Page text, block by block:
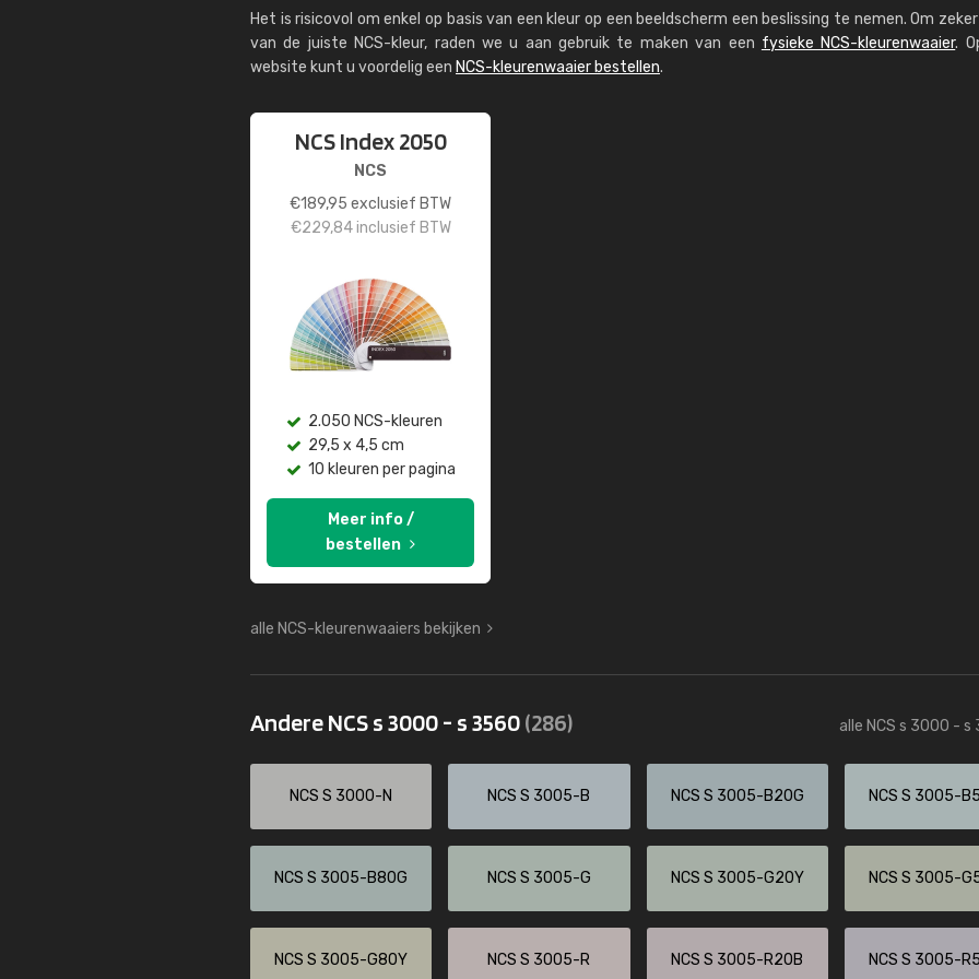
Het is risicovol om enkel op basis van een kleur op een beeldscherm een beslissing te nemen. Om
van de juiste NCS-kleur, raden we u aan gebruik te maken van een fysieke NCS-kleurenwaaier.
website kunt u voordelig een NCS-kleurenwaaier bestellen.
NCS Index 2050
NCS
€189,95 exclusief BTW
€229,84inclusief BTW
2.050 NCS-kleuren
29,5 x 4,5 cm
10 kleuren per pagina
Meer info /
bestellen
alle NCS-kleurenwaaiers bekijken
Andere NCS s 3000 - s 3560(286) alle NCS s 3000 - s
NCS S 3000-N NCS S 3005-B NCS S 3005-B20G NCS S 3005-
NCS S 3005-B80G NCS S 3005-G NCS S 3005-G20Y NCS S 3005-
NCS S 3005-G80Y NCS S 3005-R NCS S 3005-R20B NCS S 3005-